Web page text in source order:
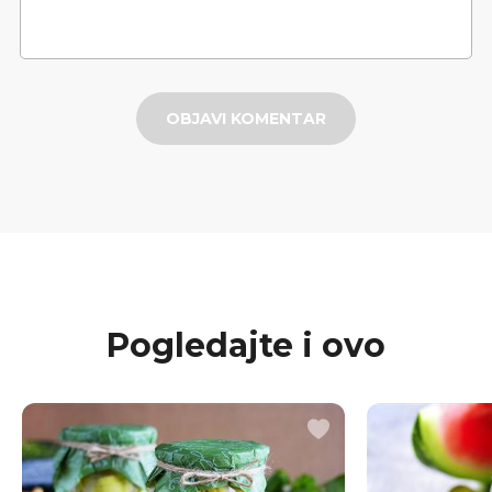
OBJAVI KOMENTAR
Pogledajte i ovo